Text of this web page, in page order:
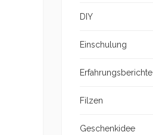
DIY
Einschulung
Erfahrungsberichte
Filzen
Geschenkidee